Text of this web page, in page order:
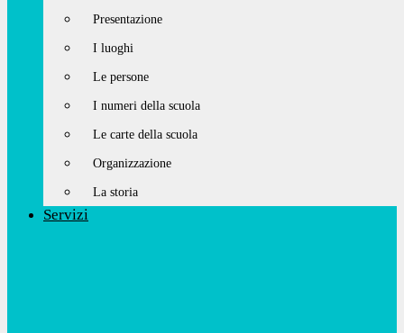
Presentazione
I luoghi
Le persone
I numeri della scuola
Le carte della scuola
Organizzazione
La storia
Servizi